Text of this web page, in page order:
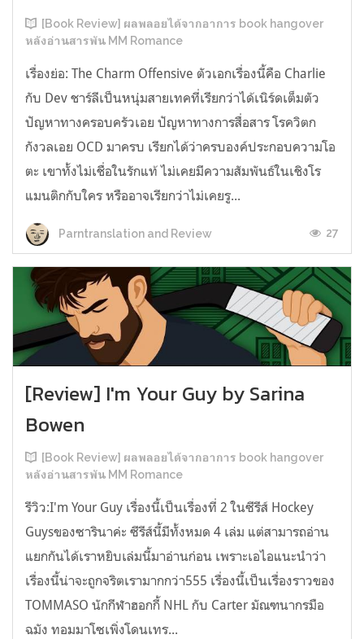
[Book Review] ผลพลอยได้จากอาการ book hangover
หลังอ่านสารพัน MM Romance
เรื่องย่อ: The Charm Offensive ตัวเอกเรื่องนี้คือ Charlie
กับ Dev ชาร์ลีเป็นหนุ่มสายเทคที่เรียกว่าได้เนิร์ดเต็มตัว
ปัญหาทางครอบครัวเอย ปัญหาทางการสื่อสาร โรควิตก
กังวลเอย OCD มาครบ เรียกได้ว่าครบองค์ประกอบความโอ
ตะ เขาทั้งไม่เชื่อในรักแท้ ไม่เคยมีความสัมพันธ์ในเชิงโร
แมนติกกับใคร หรืออาจเรียกว่าไม่เคยรู...
Parntranslation and Review 27
[Review] I'm Your Guy by Sarina
Bowen
[Book Review] ผลพลอยได้จากอาการ book hangover
หลังอ่านสารพัน MM Romance
รีวิว:I'm Your Guy เรื่องนี้เป็นเรื่องที่ 2 ในซีรีส์ Hockey
Guysของซารินาค่ะ ซีรีส์นี้มีทั้งหมด 4 เล่ม แต่สามารถอ่าน
แยกกันได้เราหยิบเล่มนี้มาอ่านก่อน เพราะเอไอแนะนำว่า
เรื่องนี้น่าจะถูกจริตเรามากกว่า555 เรื่องนี้เป็นเรื่องราวของ
TOMMASO นักกีฬาฮอกกี้ NHL กับ Carter มัณฑนากรมือ
ฉมัง ทอมมาโซเพิ่งโดนเทร...